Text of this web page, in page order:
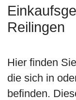
Reilingen
Hier finden Sie
die sich in
befinden.